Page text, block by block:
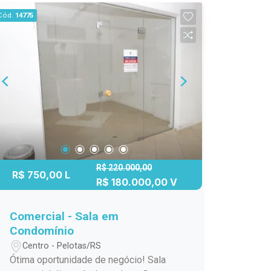
necessidades. - Localização
estratégica dentro da galeria,
proporcionando visibilidade. - Perfeito
para escritórios, consultórios, estúdios
e diversos tipos de comércio. A galeria
está situada no centro de Pelotas,
cercada por lojas, restaurantes,
escritórios e comércio diversificado.
Isso significa que sua sala comercial
estará no epicentro da movimentação
da cidade. Com uma localização central,
você oferece aos seus clientes e
colaboradores acesso rápido a
e principais vias da cidade. -
Localização estratégica para atrair
clientes e visibilidade. - Espaço que
pode ser personalizado de acordo com
14775
R$ 750,00 L
R$ 220.000,00
R$ 180.000,00 V
Comercial - Sala em
Condomínio
Centro - Pelotas/RS
Ótima oportunidade de negócio! Sala